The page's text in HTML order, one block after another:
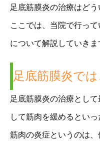
足底筋膜炎の治療はどう
ここでは、当院で行っ
について解説していきま
足底筋膜炎で
足底筋膜炎の治療とし
して筋肉を緩めるといっ
筋肉の炎症というのは、